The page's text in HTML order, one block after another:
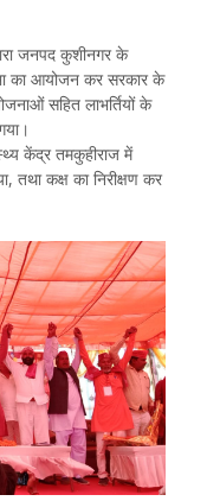
जनपद कुशीनगर के
का आयोजन कर सरकार के
सहित लाभर्तियों के
केंद्र तमकुहीराज में
तथा कक्ष का निरीक्षण कर